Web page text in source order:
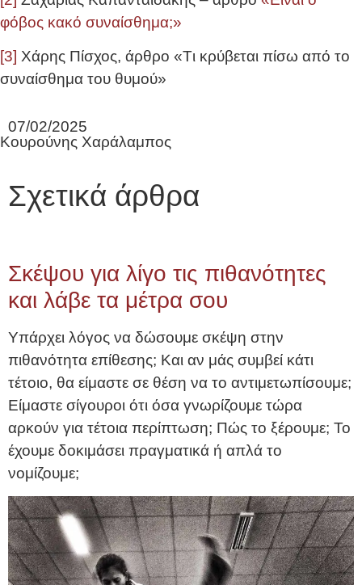
φόβος κακό συναίσθημα;»
[3] Χάρης Πίσχος, άρθρο «Tι κρύβεται πίσω από το
συναίσθημα του θυμού»
07/02/2025
Κουρούνης Χαράλαμπος
Σχετικά άρθρα
Σκέψου για λίγο τις πιθανότητες
και λάβε τα μέτρα σου
Υπάρχει λόγος να δώσουμε σκέψη στην
πιθανότητα επίθεσης; Και αν μάς συμβεί κάτι
τέτοιο, θα είμαστε σε θέση να το αντιμετωπίσουμε;
Είμαστε σίγουροι ότι όσα γνωρίζουμε τώρα
αρκούν για τέτοια περίπτωση; Πώς το ξέρουμε; Το
έχουμε δοκιμάσει πραγματικά ή απλά το
νομίζουμε;